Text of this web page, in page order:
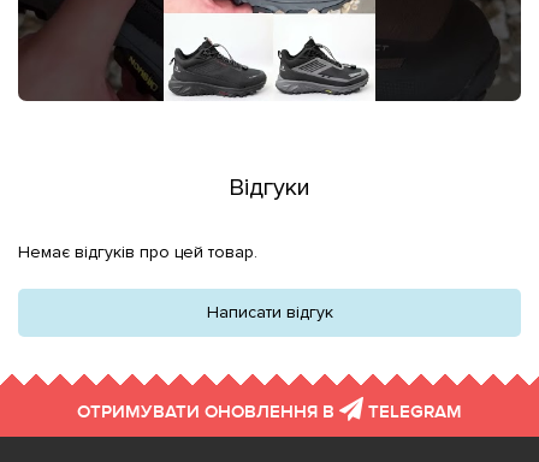
Відгуки
Немає відгуків про цей товар.
Написати відгук
ОТРИМУВАТИ ОНОВЛЕННЯ В TELEGRAM